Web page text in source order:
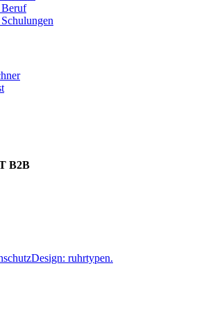
Beruf
B2B
Design: ruhrtypen.